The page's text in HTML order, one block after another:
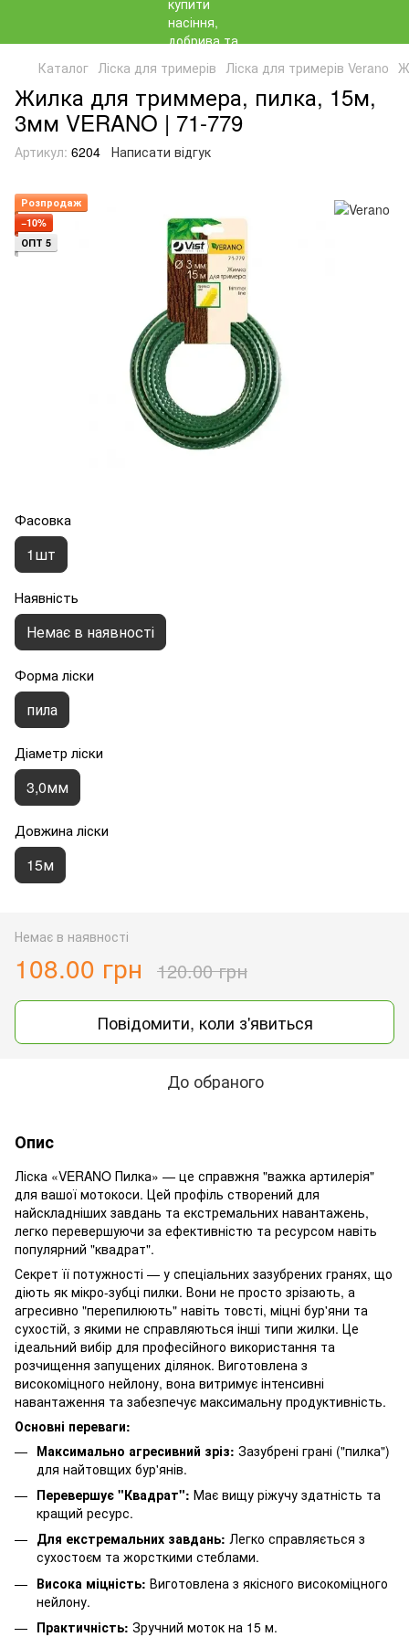
Каталог Ліска для тримерів Ліска для тримерів Verano
Жилка для триммера, пилка, 15м,
3мм VERANO | 71-779
Артикул: 6204 Написати відгук
Розпродаж
−10%
ОПТ 5
Фасовка
1шт
Наявність
Немає в наявності
Форма ліски
пила
Діаметр ліски
3,0мм
Довжина ліски
15м
Немає в наявності
108.00 грн 120.00 грн
Повідомити, коли з'явиться
До обраного
Опис
Ліска «VERANO Пилка» — це справжня "важка артилерія"
для вашої мотокоси. Цей профіль створений для
найскладніших завдань та екстремальних навантажень,
легко перевершуючи за ефективністю та ресурсом навіть
популярний "квадрат".
Секрет її потужності — у спеціальних зазубрених гранях, що
діють як мікро-зубці пилки. Вони не просто зрізають, а
агресивно "перепилюють" навіть товсті, міцні бур'яни та
сухостій, з якими не справляються інші типи жилки. Це
ідеальний вибір для професійного використання та
розчищення запущених ділянок. Виготовлена з
високоміцного нейлону, вона витримує інтенсивні
навантаження та забезпечує максимальну продуктивність.
Основні переваги:
Максимально агресивний зріз: Зазубрені грані ("пилка")
для найтовщих бур'янів.
Перевершує "Квадрат": Має вищу ріжучу здатність та
кращий ресурс.
Для екстремальних завдань: Легко справляється з
сухостоєм та жорсткими стеблами.
Висока міцність: Виготовлена з якісного високоміцного
нейлону.
Практичність: Зручний моток на 15 м.